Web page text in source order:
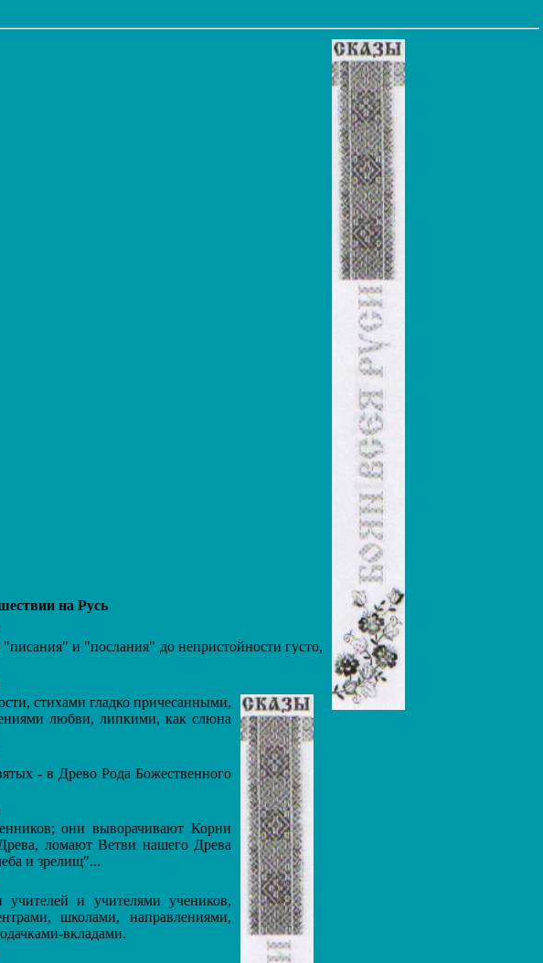
на Русь
и "послания" до непристойности густо,
стихами гладко причесанными,
любви, липкими, как слюна
- в Древо Рода Божественного
они выворачивают Корни
ломают Ветви нашего Древа
и зрелищ"...
и учителями учеников,
школами, направлениями,
вкладами.